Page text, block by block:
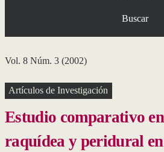
Buscar
Vol. 8 Núm. 3 (2002)
Artículos de Investigación
Estudio comparativo
raquídea y peridural en